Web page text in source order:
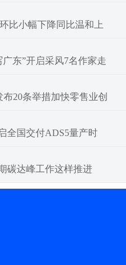
比小幅下降同比温和上
广东”开启采风7名作家走
布20条举措加快零售业创
全国交付ADS5量产时
碳达峰工作这样推进